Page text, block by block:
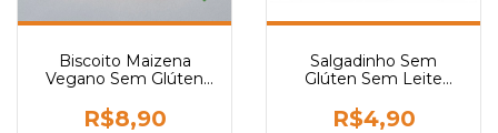
Biscoito Maizena
Vegano Sem Glúten
R$8,90
Salgadinho Sem
Glúten Sem Leite
25g
R$4,90